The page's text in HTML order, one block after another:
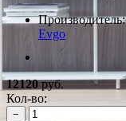
Производитель:
Evgo
12120руб.
Кол-во:
−